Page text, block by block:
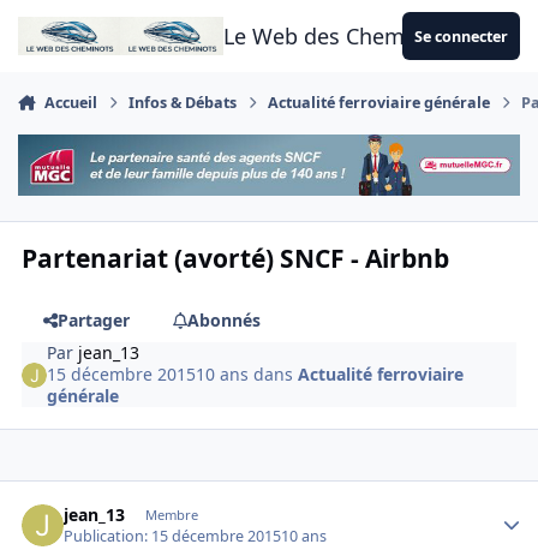
Aller au contenu
Le Web des CheminotsSe connecter
Accueil Infos & Débats Actualité ferroviaire générale
Partenariat (avorté) SNCF - Airbnb
Partager
Abonnés
Par jean_13
15 décembre 201510 ans dansActualité ferroviaire
générale
jean_13 Membre
Publication: 15 décembre 201510 ans